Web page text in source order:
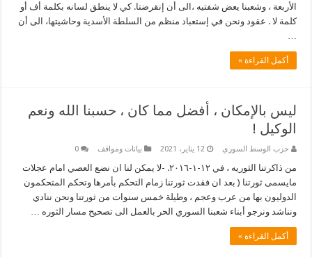
الأربعة ، وشعبنا يعض شفتيه ،الى أن إنقرضتا. كي لا ينطق لسانه بكلمة أف أو
كلمة لا . عقود ونحن في إستعباد منظم من السلطة الأسدية وحاشيتها، الى أن
أكمل القراءة »
ليس بالإمكان ، أفضل مما كان ، حسبنا الله ونعم
الوكيل !
حزب الوسط السوري 12 يناير، 2021 بيانات ومواقف 0
من ذاكرتنا الثوريه ، في ١٢-١-٢٠١٦. -لا يمكن لنا ان نضع العصي امام عجلات
مايسمى ثورتنا ( بعد ان فقدت ثورتنا زمام التحكم بأمرها وتحكم المتحكمون
الدوليون بها من عرب وعجم ، وطيلة خمس سنوات من ثورتنا ونحن ننادي
ونناشد ونرجو أبناء شعبنا السوري الحر بالعمل الى تصحيح مسار الثوره …
أكمل القراءة »